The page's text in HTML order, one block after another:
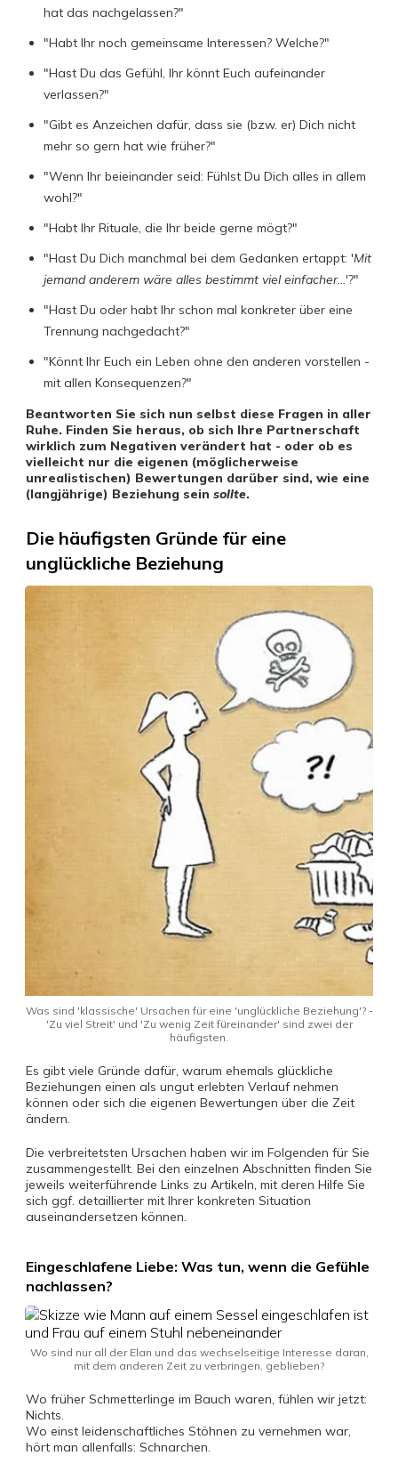
hat das nachgelassen?"
"Habt Ihr noch gemeinsame Interessen? Welche?"
"Hast Du das Gefühl, Ihr könnt Euch aufeinander
verlassen?"
"Gibt es Anzeichen dafür, dass sie (bzw. er) Dich nicht
mehr so gern hat wie früher?"
"Wenn Ihr beieinander seid: Fühlst Du Dich alles in allem
wohl?"
"Habt Ihr Rituale, die Ihr beide gerne mögt?"
"Hast Du Dich manchmal bei dem Gedanken ertappt: 'Mit
jemand anderem wäre alles bestimmt viel einfacher...'?"
"Hast Du oder habt Ihr schon mal konkreter über eine
Trennung nachgedacht?"
"Könnt Ihr Euch ein Leben ohne den anderen vorstellen -
mit allen Konsequenzen?"
Beantworten Sie sich nun selbst diese Fragen in aller
Ruhe. Finden Sie heraus, ob sich Ihre Partnerschaft
wirklich zum Negativen verändert hat - oder ob es
vielleicht nur die eigenen (möglicherweise
unrealistischen) Bewertungen darüber sind, wie eine
(langjährige) Beziehung sein sollte.
Die häufigsten Gründe für eine
unglückliche Beziehung
Was sind 'klassische' Ursachen für eine 'unglückliche Beziehung'? -
'Zu viel Streit' und 'Zu wenig Zeit füreinander' sind zwei der
häufigsten.
Es gibt viele Gründe dafür, warum ehemals glückliche
Beziehungen einen als ungut erlebten Verlauf nehmen
können oder sich die eigenen Bewertungen über die Zeit
ändern.
Die verbreitetsten Ursachen haben wir im Folgenden für Sie
zusammengestellt. Bei den einzelnen Abschnitten finden Sie
jeweils weiterführende Links zu Artikeln, mit deren Hilfe Sie
sich ggf. detaillierter mit Ihrer konkreten Situation
auseinandersetzen können.
Eingeschlafene Liebe: Was tun, wenn die Gefühle
nachlassen?
Wo sind nur all der Elan und das wechselseitige Interesse daran,
mit dem anderen Zeit zu verbringen, geblieben?
Wo früher Schmetterlinge im Bauch waren, fühlen wir jetzt:
Nichts.
Wo einst leidenschaftliches Stöhnen zu vernehmen war,
hört man allenfalls: Schnarchen.